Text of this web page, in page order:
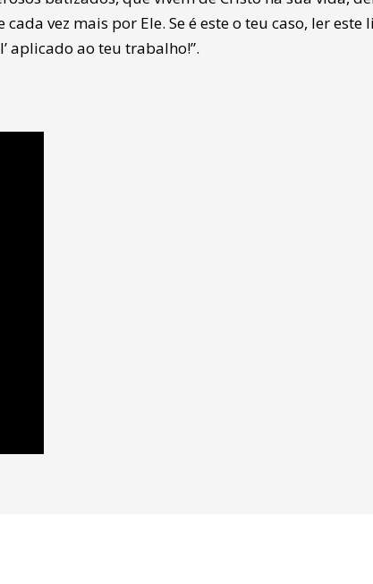
vez mais por Ele. Se é este o teu caso, ler
aplicado ao teu trabalho!”.